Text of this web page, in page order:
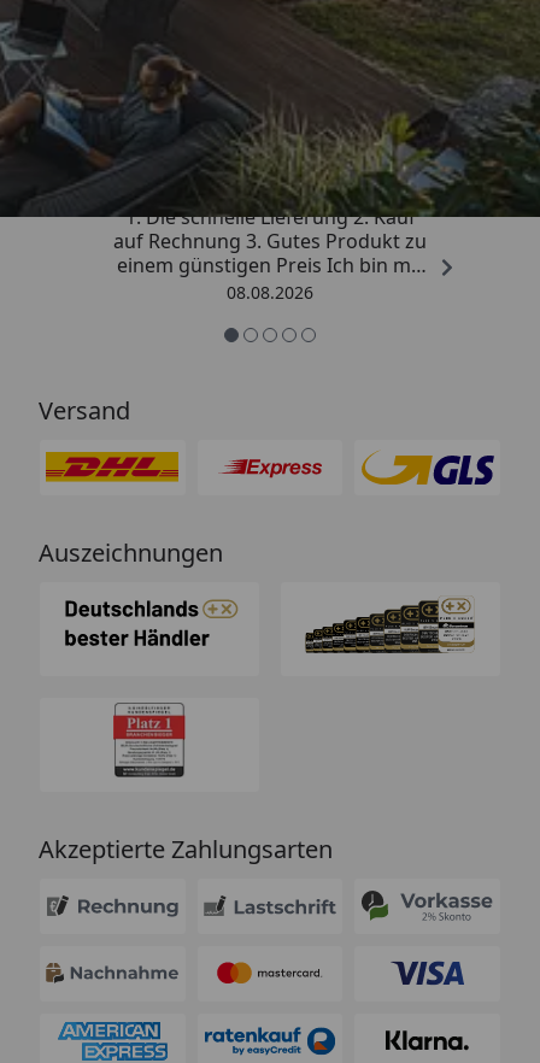
Trusted Shops
4,81/ 5
„Besonders gut gefallen hat mir :
1. Die schnelle Lieferung 2. Kauf
auf Rechnung 3. Gutes Produkt zu
einem günstigen Preis Ich bin mit
der Kaufabwicklung sehr
08.08.2026
Versand
Auszeichnungen
Akzeptierte Zahlungsarten